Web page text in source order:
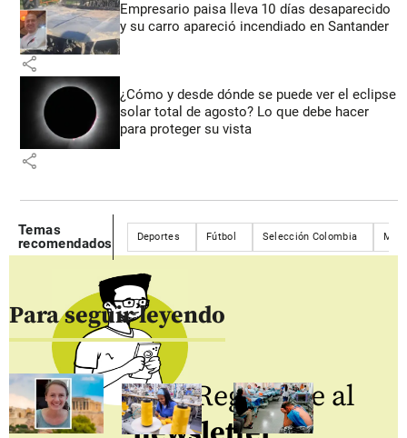
Empresario paisa lleva 10 días desaparecido
y su carro apareció incendiado en Santander
share
¿Cómo y desde dónde se puede ver el eclipse
solar total de agosto? Lo que debe hacer
para proteger su vista
share
Temas
recomendados
Deportes Fútbol Selección Colombia
Para seguir leyendo
Regístrate al